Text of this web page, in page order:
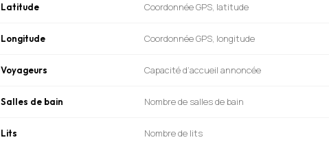
Latitude Coordonnée GPS, latitude
Longitude Coordonnée GPS, longitude
Voyageurs Capacité d’accueil annoncée
Salles de bain Nombre de salles de bain
Lits Nombre de lits